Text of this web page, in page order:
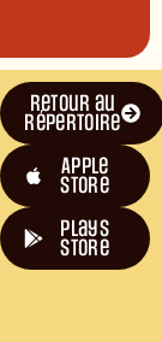
Retour au
répertoire
Apple
Store
plays
store